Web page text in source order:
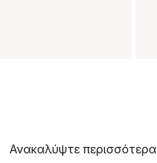
Ανακαλύψτε περισσότερα